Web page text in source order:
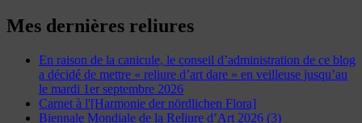
Mes dernières reliures
En raison de la canicule, le conseil d’administration de ce blog
a décidé de mettre « reliure d’art dare » en veilleuse jusqu’au
le mardi 1er septembre 2026
Carnet à l'[Harmonie der nördlichen Flora]
Biennale Mondiale de la Reliure d’Art 2026 (3)